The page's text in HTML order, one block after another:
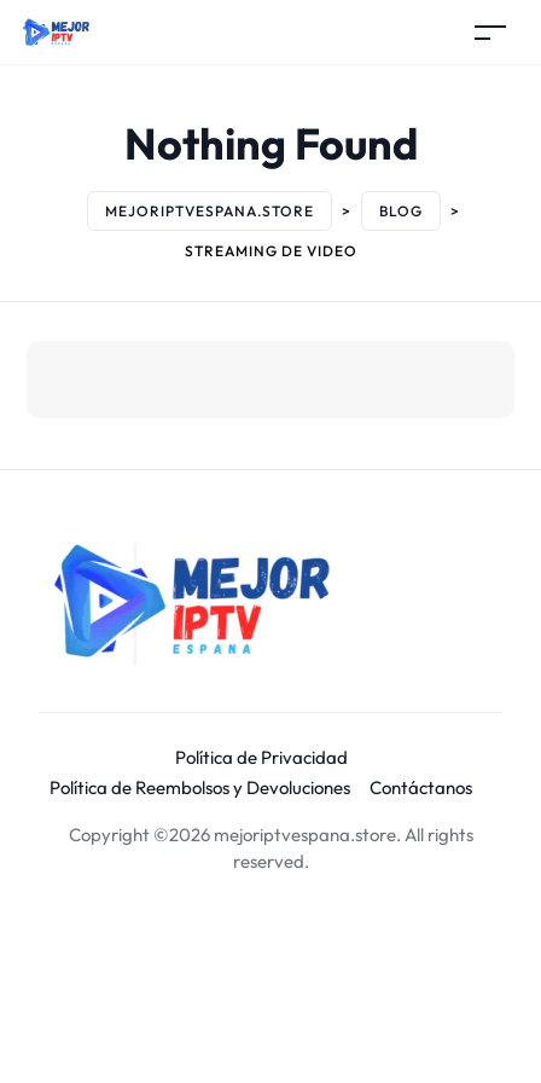
Nothing Found
MEJORIPTVESPANA.STORE > BLOG >
STREAMING DE VIDEO
Copyright ©2026 mejoriptvespana.store. All rights
reserved.
Política de Privacidad
Política de Reembolsos y Devoluciones
Contáctanos